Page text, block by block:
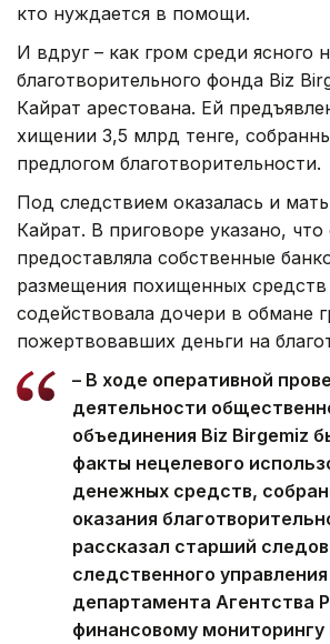
кто нуждается в помощи.
И вдруг – как гром среди ясного
благотворительного фонда Biz
Кайрат арестована. Ей
хищении 3,5 млрд тенге,
предлогом благотворительности.
Под следствием оказалась и
Кайрат. В приговоре указано, что
предоставляла собственные
размещения похищенных
содействовала дочери в обмане
пожертвовавших деньги на
– В ходе оперативной
деятельности
объединения Biz Birgemiz
факты нецелевого
денежных средств,
оказания
рассказал старший
следственного
департамента Агентства
финансовому мониторингу